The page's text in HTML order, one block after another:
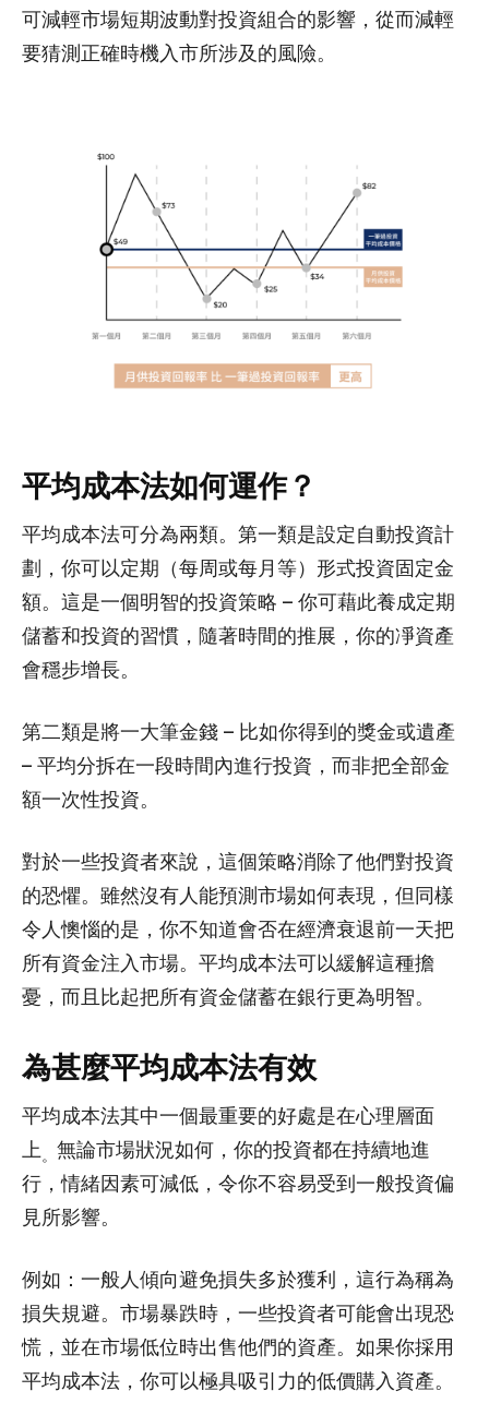
可減輕市場短期波動對投資組合的影響，從而減輕
要猜測正確時機入市所涉及的風險。
平均成本法如何運作？
平均成本法可分為兩類。第一類是設定自動投資計
劃，你可以定期（每周或每月等）形式投資固定金
額。這是一個明智的投資策略 – 你可藉此養成定期
儲蓄和投資的習慣，隨著時間的推展，你的凈資產
會穩步增長。
第二類是將一大筆金錢 – 比如你得到的獎金或遺產
– 平均分拆在一段時間內進行投資，而非把全部金
額一次性投資。
對於一些投資者來說，這個策略消除了他們對投資
的恐懼。雖然沒有人能預測市場如何表現，但同樣
令人懊惱的是，你不知道會否在經濟衰退前一天把
所有資金注入市場。平均成本法可以緩解這種擔
憂，而且比起把所有資金儲蓄在銀行更為明智。
為甚麼平均成本法有效
平均成本法其中一個最重要的好處是在心理層面
上。 無論市場狀況如何，你的投資都在持續地進
行，情緒因素可減低，令你不容易受到一般投資偏
見所影響。
例如：一般人傾向避免損失多於獲利，這行為稱為
損失規避。市場暴跌時，一些投資者可能會出現恐
慌，並在市場低位時出售他們的資產。如果你採用
平均成本法，你可以極具吸引力的低價購入資產。